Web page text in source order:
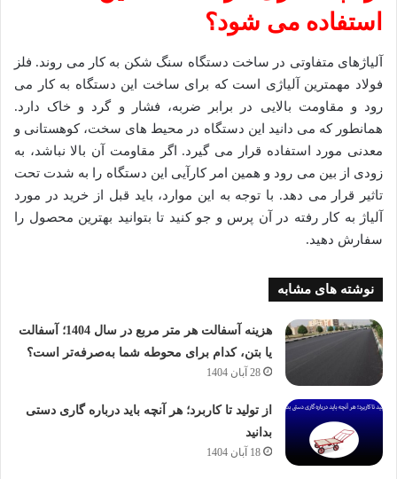
استفاده می شود؟
آلیاژهای متفاوتی در ساخت دستگاه سنگ شکن به کار می روند. فلز
فولاد مهمترین آلیاژی است که برای ساخت این دستگاه به کار می
رود و مقاومت بالایی در برابر ضربه، فشار و گرد و خاک دارد.
همانطور که می دانید این دستگاه در محیط های سخت، کوهستانی و
معدنی مورد استفاده قرار می گیرد. اگر مقاومت آن بالا نباشد، به
زودی از بین می رود و همین امر کارآیی این دستگاه را به شدت تحت
تاثیر قرار می دهد. با توجه به این موارد، باید قبل از خرید در مورد
آلیاژ به کار رفته در آن پرس و جو کنید تا بتوانید بهترین محصول را
سفارش دهید.
نوشته های مشابه
هزینه آسفالت هر متر مربع در سال 1404؛ آسفالت
یا بتن، کدام برای محوطه شما به‌صرفه‌تر است؟
28 آبان 1404
از تولید تا کاربرد؛ هر آنچه باید درباره گاری دستی
بدانید
18 آبان 1404